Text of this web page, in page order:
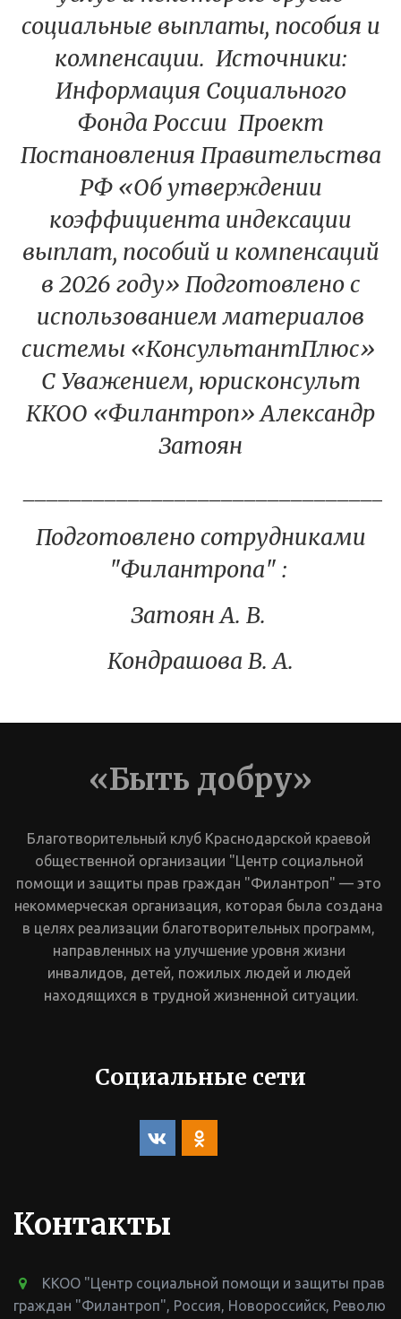
социальные выплаты, пособия и
компенсации. Источники:
Информация Социального
Фонда России Проект
Постановления Правительства
РФ «Об утверждении
коэффициента индексации
выплат, пособий и компенсаций
в 2026 году» Подготовлено с
использованием материалов
системы «КонсультантПлюс»
С Уважением, юрисконсульт
ККОО «Филантроп» Александр
Затоян
Подготовлено сотрудниками
"Филантропа" :
Затоян А. В.
Кондрашова В. А.
«Быть добру»
Благотворительный клуб Краснодарской краевой
общественной организации "Центр социальной
помощи и защиты прав граждан "Филантроп" — это
некоммерческая организация, которая была создана
в целях реализации благотворительных программ,
направленных на улучшение уровня жизни
инвалидов, детей, пожилых людей и людей
находящихся в трудной жизненной ситуации.
Социальные сети
Контакты
ККОО "Центр социальной помощи и защиты прав
граждан "Филантроп", Россия, Новороссийск, Револю